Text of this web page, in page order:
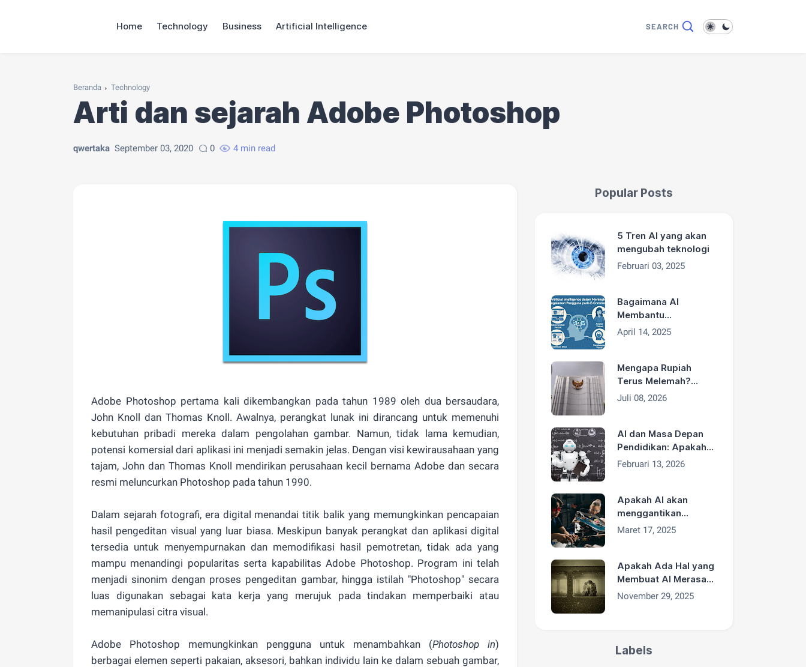
Home Technology Business Artificial Intelligence
Beranda Technology
Arti dan sejarah Adobe Photoshop
qwertaka September 03, 2020 0 4 min read
Adobe Photoshop pertama kali dikembangkan pada tahun 1989 oleh dua bersaudara,
John Knoll dan Thomas Knoll. Awalnya, perangkat lunak ini dirancang untuk memenuhi
kebutuhan pribadi mereka dalam pengolahan gambar. Namun, tidak lama kemudian,
potensi komersial dari aplikasi ini menjadi semakin jelas. Dengan visi kewirausahaan yang
tajam, John dan Thomas Knoll mendirikan perusahaan kecil bernama Adobe dan secara
resmi meluncurkan Photoshop pada tahun 1990.
Dalam sejarah fotografi, era digital menandai titik balik yang memungkinkan pencapaian
hasil pengeditan visual yang luar biasa. Meskipun banyak perangkat dan aplikasi digital
tersedia untuk menyempurnakan dan memodifikasi hasil pemotretan, tidak ada yang
mampu menandingi popularitas serta kapabilitas Adobe Photoshop. Program ini telah
menjadi sinonim dengan proses pengeditan gambar, hingga istilah "Photoshop" secara
luas digunakan sebagai kata kerja yang merujuk pada tindakan memperbaiki atau
memanipulasi citra visual.
Adobe Photoshop memungkinkan pengguna untuk menambahkan (Photoshop in)
berbagai elemen seperti pakaian, aksesori, bahkan individu lain ke dalam sebuah gambar,
Popular Posts
5 Tren AI yang akan
mengubah teknologi
Februari 03, 2025
Bagaimana AI
Membantu
Pengalaman
April 14, 2025
Mengapa Rupiah
Terus Melemah?
Analisis Penyebab
Juli 08, 2026
AI dan Masa Depan
Pendidikan: Apakah
Guru Akan
Februari 13, 2026
Apakah AI akan
menggantikan
pekerjaan manusia
Maret 17, 2025
Apakah Ada Hal yang
Membuat AI Merasa
‘Iri’ Terhadap
November 29, 2025
Labels